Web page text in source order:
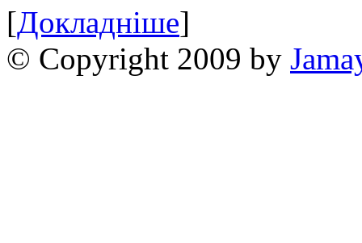
[Докладніше]
© Copyright 2009 by